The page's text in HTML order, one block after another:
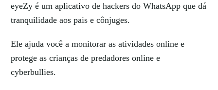
eyeZy é um aplicativo de hackers do WhatsApp que dá
tranquilidade aos pais e cônjuges.
Ele ajuda você a monitorar as atividades online e
protege as crianças de predadores online e
cyberbullies.